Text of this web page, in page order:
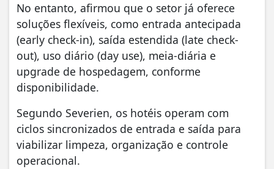
No entanto, afirmou que o setor já oferece
soluções flexíveis, como entrada antecipada
(early check-in), saída estendida (late check-
out), uso diário (day use), meia-diária e
upgrade de hospedagem, conforme
disponibilidade.
Segundo Severien, os hotéis operam com
ciclos sincronizados de entrada e saída para
viabilizar limpeza, organização e controle
operacional.